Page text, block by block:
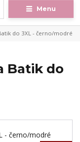
Menu
do 3XL - černo/modré
Batik do